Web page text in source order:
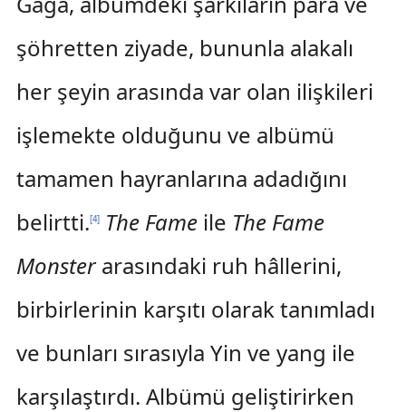
şöhretten ziyade, bununla alakalı
her şeyin arasında var olan ilişkileri
işlemekte olduğunu ve albümü
tamamen hayranlarına adadığını
belirtti.[4] The Fameile The Fame
Monsterarasındaki ruh hâllerini,
birbirlerinin karşıtı olarak tanımladı
ve bunları sırasıyla Yin ve yang ile
karşılaştırdı. Albümü geliştirirken